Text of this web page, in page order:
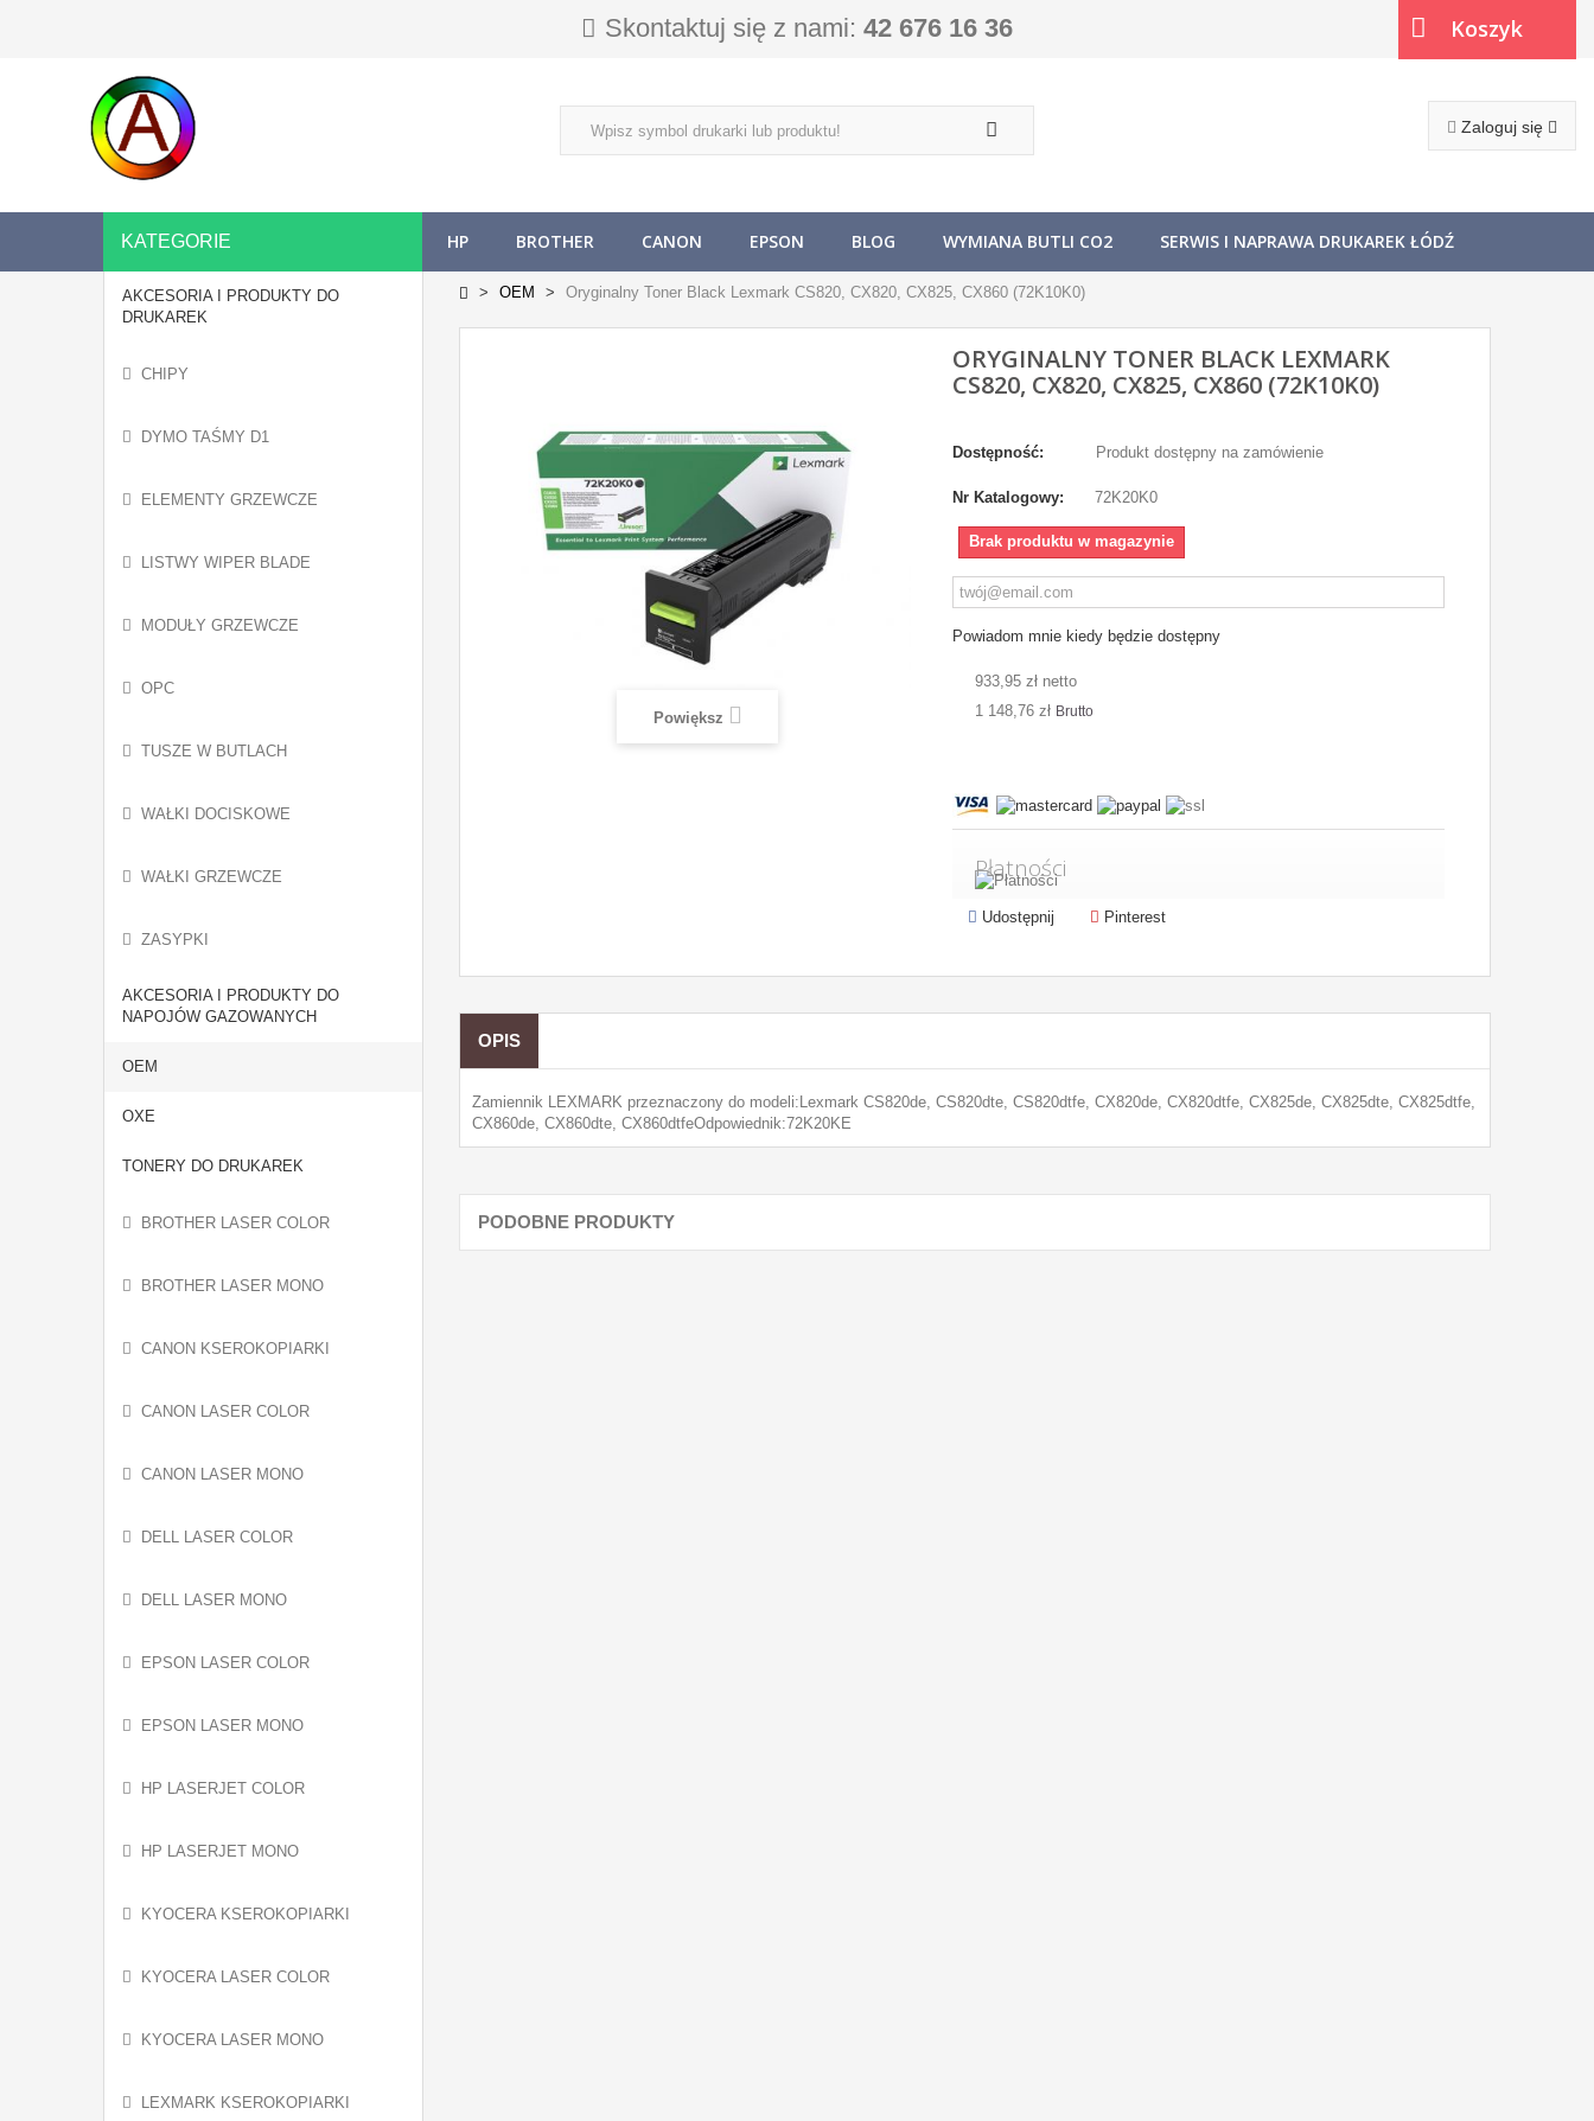
Skontaktuj się z nami: 42 676 16 36
Zaloguj się
Koszyk
KATEGORIE HP BROTHER CANON EPSON BLOG WYMIANA BUTLI CO2 SERWIS I NAPRAWA DRUKAREK ŁÓDŹ
AKCESORIA I PRODUKTY DO
DRUKAREK
CHIPY
DYMO TAŚMY D1
ELEMENTY GRZEWCZE
LISTWY WIPER BLADE
MODUŁY GRZEWCZE
OPC
TUSZE W BUTLACH
WAŁKI DOCISKOWE
WAŁKI GRZEWCZE
ZASYPKI
AKCESORIA I PRODUKTY DO
NAPOJÓW GAZOWANYCH
OEM
OXE
TONERY DO DRUKAREK
BROTHER LASER COLOR
BROTHER LASER MONO
CANON KSEROKOPIARKI
CANON LASER COLOR
CANON LASER MONO
DELL LASER COLOR
DELL LASER MONO
EPSON LASER COLOR
EPSON LASER MONO
HP LASERJET COLOR
HP LASERJET MONO
KYOCERA KSEROKOPIARKI
KYOCERA LASER COLOR
KYOCERA LASER MONO
LEXMARK KSEROKOPIARKI
OEM Oryginalny Toner Black Lexmark CS820, CX820, CX825, CX860 (72K10K0)
Powiększ
ORYGINALNY TONER BLACK LEXMARK
CS820, CX820, CX825, CX860 (72K10K0)
Dostępność: Produkt dostępny na zamówienie
Nr Katalogowy: 72K20K0
Brak produktu w magazynie
Powiadom mnie kiedy będzie dostępny
933,95 zł netto
1 148,76 zł Brutto
Płatności
Udostępnij Pinterest
OPIS
Zamiennik LEXMARK przeznaczony do modeli:Lexmark CS820de, CS820dte, CS820dtfe, CX820de, CX820dtfe, CX825de, CX825dte, CX825dtfe,
CX860de, CX860dte, CX860dtfeOdpowiednik:72K20KE
PODOBNE PRODUKTY